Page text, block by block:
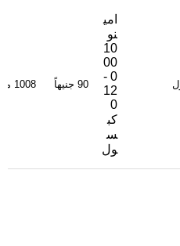
امي
نو
10
00
0 -
12
0
كب
س
ول
90 جنيهاً 1008 مشاهدة